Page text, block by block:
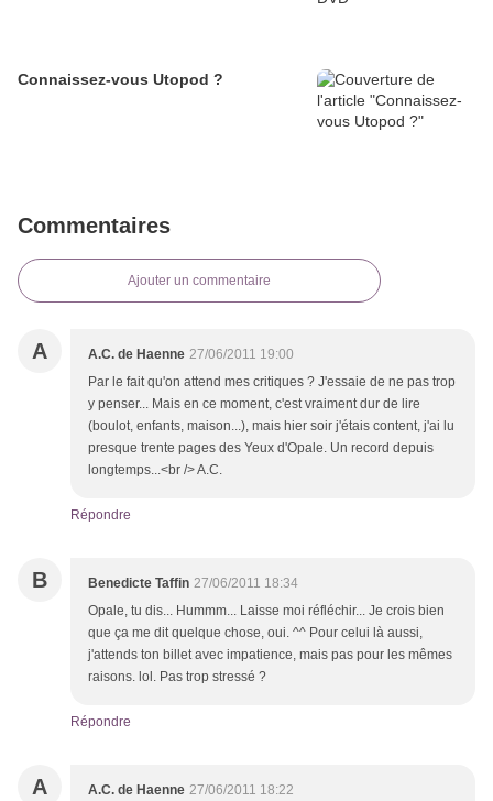
Connaissez-vous Utopod ?
Commentaires
Ajouter un commentaire
A A.C. de Haenne 27/06/2011 19:00
Par le fait qu'on attend mes critiques ? J'essaie de ne pas trop
y penser... Mais en ce moment, c'est vraiment dur de lire
(boulot, enfants, maison...), mais hier soir j'étais content, j'ai lu
presque trente pages des Yeux d'Opale. Un record depuis
longtemps...<br /> A.C.
Répondre
B Benedicte Taffin 27/06/2011 18:34
Opale, tu dis... Hummm... Laisse moi réfléchir... Je crois bien
que ça me dit quelque chose, oui. ^^ Pour celui là aussi,
j'attends ton billet avec impatience, mais pas pour les mêmes
raisons. lol. Pas trop stressé ?
Répondre
A A.C. de Haenne 27/06/2011 18:22